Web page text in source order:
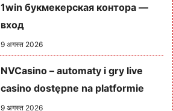
1win букмекерская контора —
вход
9 अगस्त 2026
NVCasino – automaty i gry live
casino dostępne na platformie
9 अगस्त 2026